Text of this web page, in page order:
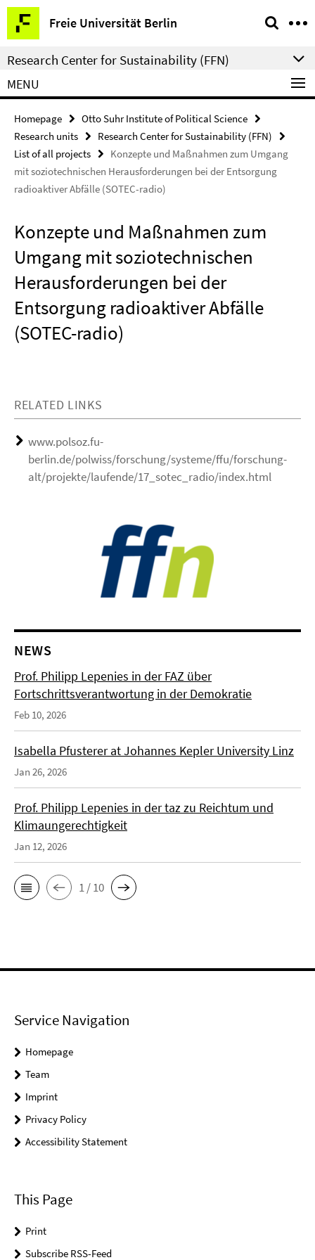
Springe
direkt
zu
Inhalt
Freie Universität Berlin
Service
Navigation
Research Center for Sustainability (FFN)
MENU
Homepage
Otto Suhr Institute of Political Science
Research units
Research Center for Sustainability (FFN)
List of all projects
Konzepte und Maßnahmen zum Umgang
mit soziotechnischen Herausforderungen bei der Entsorgung
radioaktiver Abfälle (SOTEC-radio)
Konzepte und Maßnahmen zum
Umgang mit soziotechnischen
Herausforderungen bei der
Entsorgung radioaktiver Abfälle
(SOTEC-radio)
RELATED LINKS
www.polsoz.fu-
berlin.de/polwiss/forschung/systeme/ffu/forschung-
alt/projekte/laufende/17_sotec_radio/index.html
NEWS
Prof. Philipp Lepenies in der FAZ über
Fortschrittsverantwortung in der Demokratie
Feb 10, 2026
Isabella Pfusterer at Johannes Kepler University Linz
Jan 26, 2026
Prof. Philipp Lepenies in der taz zu Reichtum und
Klimaungerechtigkeit
Jan 12, 2026
1 / 10
Service Navigation
Homepage
Team
Imprint
Privacy Policy
Accessibility Statement
This Page
Print
Subscribe RSS-Feed